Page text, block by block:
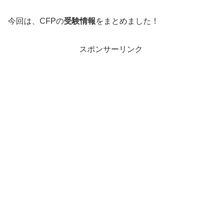
今回は、CFPの受験情報をまとめました！
スポンサーリンク